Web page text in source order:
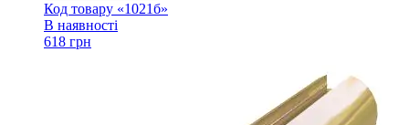
Код товару «1021б»
В наявності
618 грн